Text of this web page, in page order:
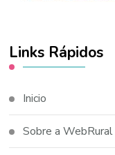
Links Rápidos
Inicio
Sobre a WebRural